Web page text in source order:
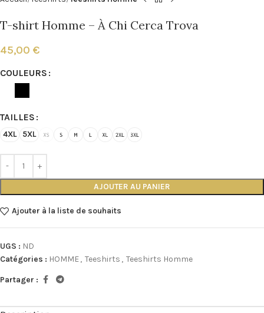
T-shirt Homme – À Chi Cerca Trova
45,00 €
COULEURS
TAILLES
4XL 5XL
AJOUTER AU PANIER
Ajouter à la liste de souhaits
UGS : ND
Catégories : HOMME, Teeshirts , Teeshirts Homme
Partager :